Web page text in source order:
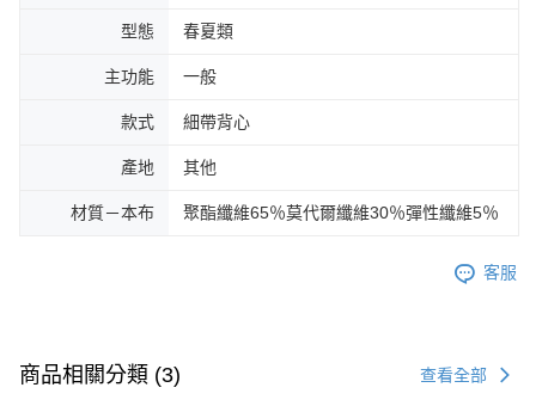
型態 春夏類
主功能 一般
款式 細帶背心
產地 其他
材質－本布 聚酯纖維65％莫代爾纖維30％彈性纖維5％
客服
商品相關分類 (3) 查看全部